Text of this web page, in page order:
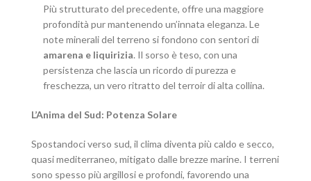
Più strutturato del precedente, offre una maggiore
profondità pur mantenendo un’innata eleganza. Le
note minerali del terreno si fondono con sentori di
amarena e liquirizia. Il sorso è teso, con una
persistenza che lascia un ricordo di purezza e
freschezza, un vero ritratto del terroir di alta collina.
L’Anima del Sud: Potenza Solare
Spostandoci verso sud, il clima diventa più caldo e secco,
quasi mediterraneo, mitigato dalle brezze marine. I terreni
sono spesso più argillosi e profondi, favorendo una